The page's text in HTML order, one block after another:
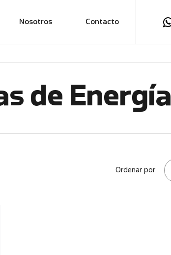
Nosotros Contacto
de Energía
Ordenar por